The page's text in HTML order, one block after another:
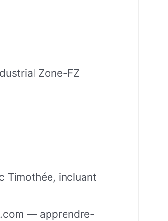
Zone-FZ
Timothée, incluant
— apprendre-